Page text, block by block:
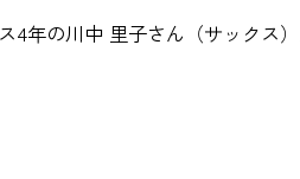
年の川中 里子さん（サックス